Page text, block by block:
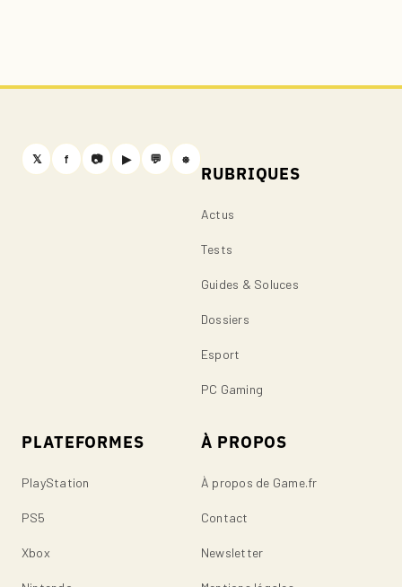
𝕏 f 📷 ▶ 💬 ⎈
RUBRIQUES
Actus
Tests
Guides & Soluces
Dossiers
Esport
PC Gaming
PLATEFORMES
PlayStation
PS5
Xbox
À PROPOS
À propos de Game.fr
Contact
Newsletter